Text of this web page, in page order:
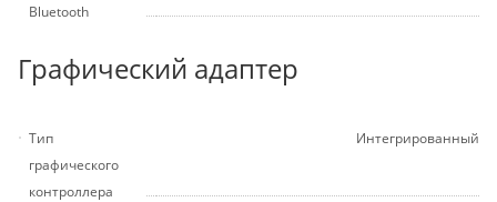
Bluetooth
Графический адаптер
Тип
графического
контроллера
Интегрированный